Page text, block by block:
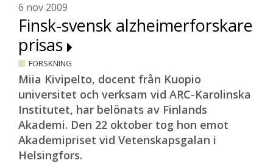
6 nov 2009
Finsk-svensk alzheimerforskare
prisas
FORSKNING
Miia Kivipelto, docent från Kuopio
universitet och verksam vid ARC-Karolinska
Institutet, har belönats av Finlands
Akademi. Den 22 oktober tog hon emot
Akademipriset vid Vetenskapsgalan i
Helsingfors.